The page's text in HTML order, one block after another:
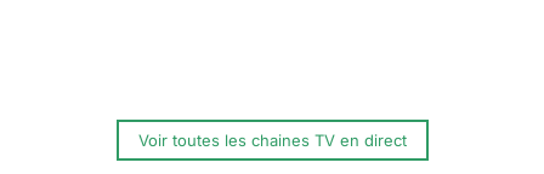
Voir toutes les chaines TV en direct